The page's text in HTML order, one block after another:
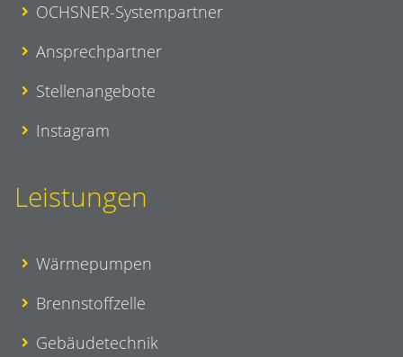
OCHSNER-Systempartner
Ansprechpartner
Stellenangebote
Instagram
Leistungen
Wärmepumpen
Brennstoffzelle
Gebäudetechnik